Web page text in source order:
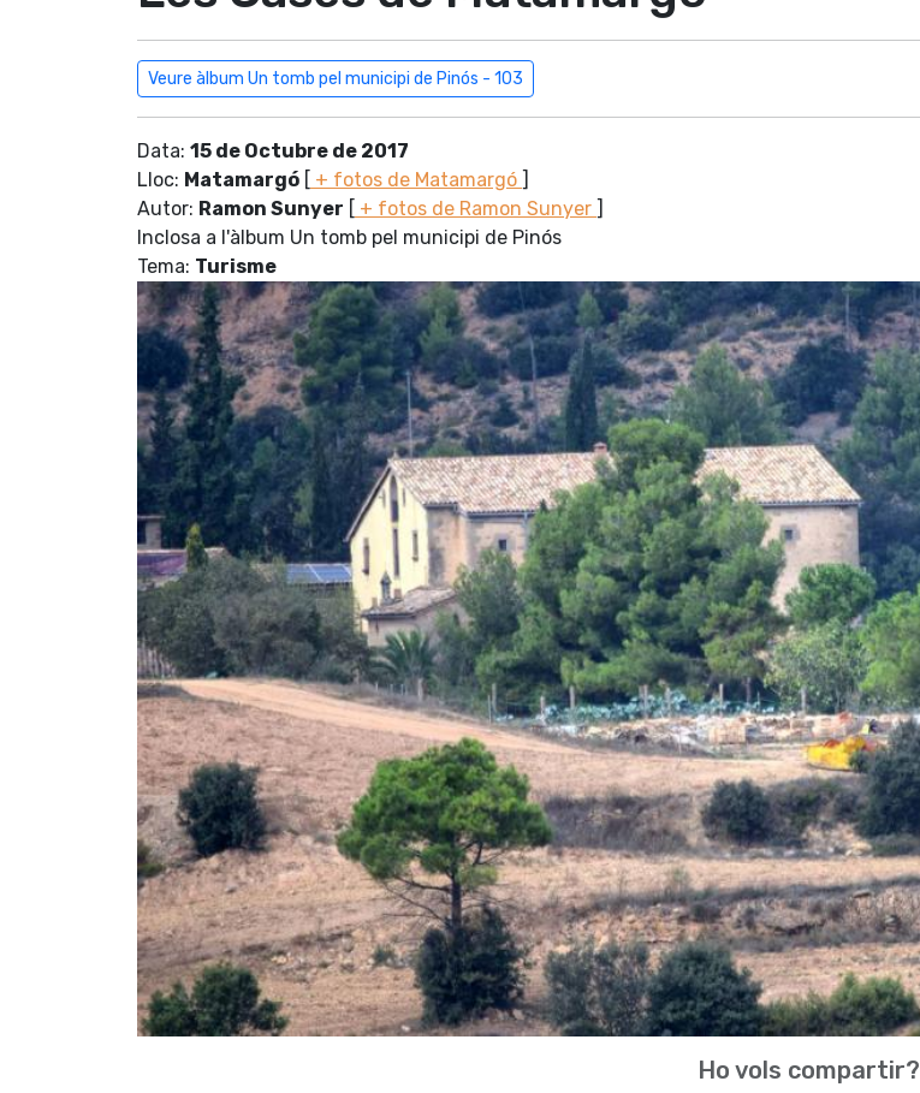
Veure àlbum Un tomb pel municipi de Pinós - 103
Data: 15 de Octubre de 2017
Lloc: Matamargó [ + fotos de Matamargó ]
Autor: Ramon Sunyer [ + fotos de Ramon Sunyer ]
Inclosa a l'àlbum Un tomb pel municipi de Pinós
Tema: Turisme
Ho vols compartir?